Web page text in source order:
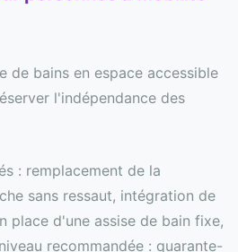
de bains en espace accessible
l'indépendance des
: remplacement de la
sans ressaut, intégration de
place d'une assise de bain fixe,
recommandée : quarante-